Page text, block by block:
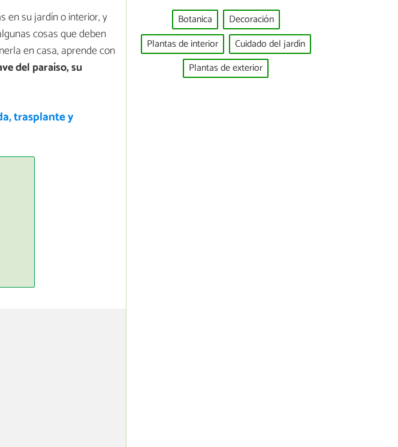
en su jardín o interior, y
cosas que deben
en casa, aprende con
del paraíso, su
trasplante y
Botanica
Decoración
Plantas de interior
Cuidado del jardín
Plantas de exterior